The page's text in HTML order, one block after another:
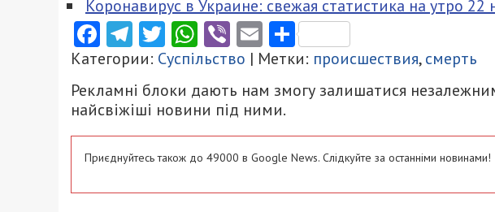
Коронавирус в Украине: свежая статистика на утро 22
Facebook
Telegram
Twitter
WhatsApp
ViberEmailПоділитися
Категории: Суспільство | Метки: происшествия,смерть
Рекламні блоки дають нам змогу залишатися
найсвіжіші новини під ними.
Приєднуйтесь також до 49000 в Google News. Слідкуйте за останніми новинами!